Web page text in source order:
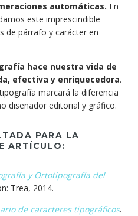
automáticas. En
este imprescindible
de párrafo y carácter en
hace nuestra vida de
efectiva y enriquecedora.
marcará la diferencia
diseñador editorial y gráfico.
PARA LA
ARTÍCULO:
y Ortotipografía del
Trea, 2014.
de caracteres tipográficos.